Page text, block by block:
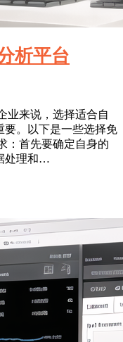
析平台
业来说，选择适合自
要。以下是一些选择免
：首先要确定自身的
处理和…